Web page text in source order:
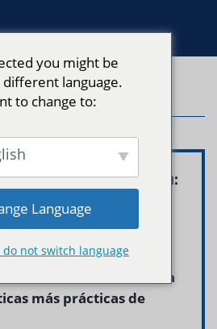
"lavandería nocturna"
Nocturna East Boston:
East Boston: Ropa
El servicio de
en East Boston es una
más prácticas de
you might be
different language.
to change to:
Language
do not switch language